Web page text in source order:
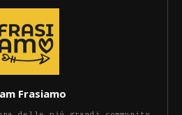
Frasiamo